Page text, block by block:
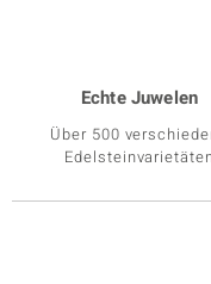
Echte Juwelen
Über 500